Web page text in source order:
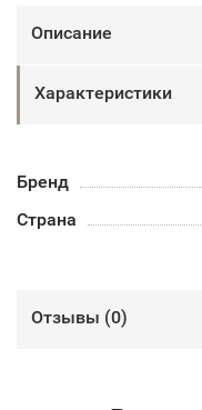
Описание
Характеристики
Бренд
Страна
Отзывы (0)